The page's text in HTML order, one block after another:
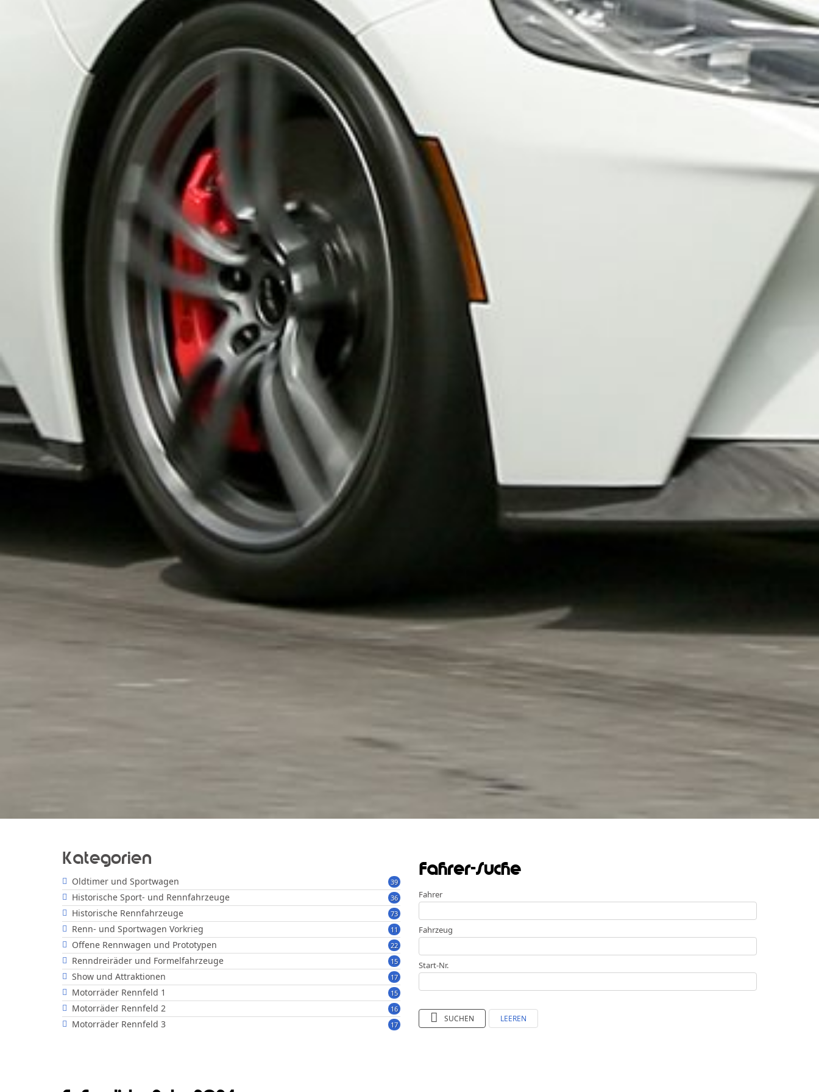
Kategorien
39
Oldtimer und Sportwagen
36
Historische Sport- und Rennfahrzeuge
73
Historische Rennfahrzeuge
11
Renn- und Sportwagen Vorkrieg
22
Offene Rennwagen und Prototypen
15
Renndreiräder und Formelfahrzeuge
17
Show und Attraktionen
15
Motorräder Rennfeld 1
16
Motorräder Rennfeld 2
17
Motorräder Rennfeld 3
Fahrer-Suche
Fahrer
Fahrzeug
Start-Nr.
SUCHEN LEEREN